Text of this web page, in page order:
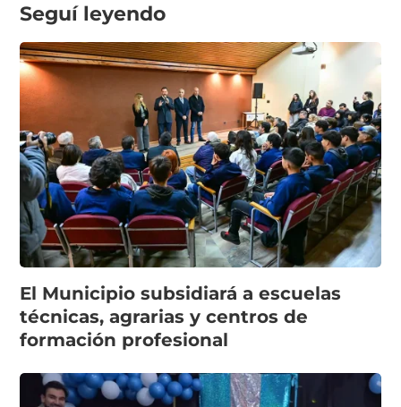
Seguí leyendo
El Municipio subsidiará a escuelas
técnicas, agrarias y centros de
formación profesional